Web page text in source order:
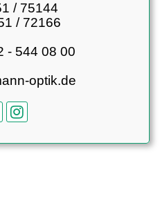
/ 75144
/ 72166
- 544 08 00
optik.de